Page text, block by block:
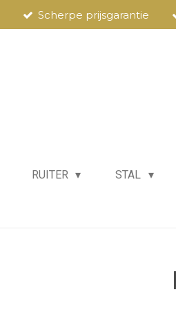
Scherpe prijsgarantie
RUITER STAL